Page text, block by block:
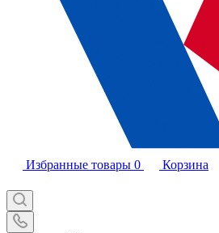
Избранные товары 0 Корзина